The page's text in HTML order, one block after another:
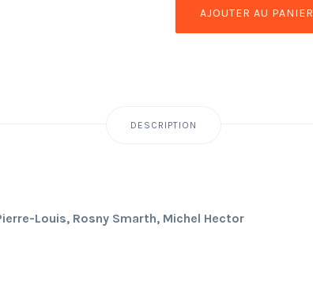
AJOUTER AU PANIER
DESCRIPTION
Louis, Rosny Smarth, Michel Hector